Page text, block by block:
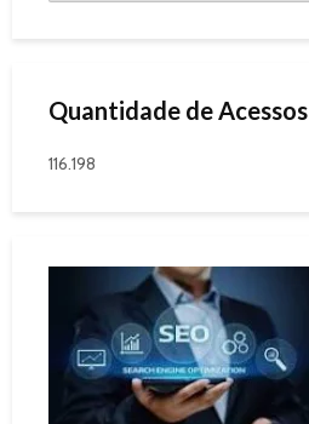
Quantidade de Acessos
116.198